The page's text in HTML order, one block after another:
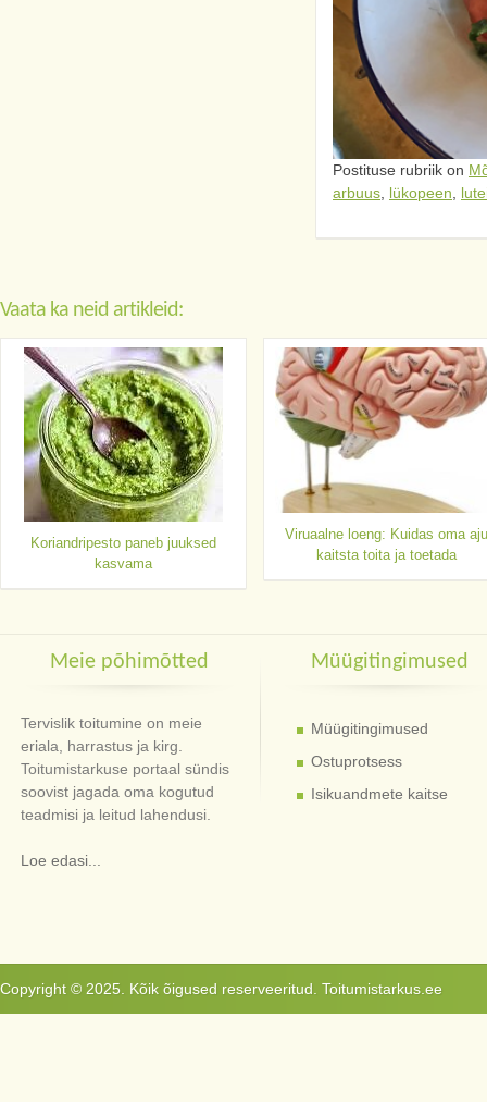
Postituse rubriik on
arbuus lükopeen
Vaata ka neid artikleid:
Koriandripesto paneb juuksed
kasvama
Viruaalne loeng: Kuidas oma aju
kaitsta toita ja toetada
Meie põhimõtted
Tervislik toitumine on meie
eriala, harrastus ja kirg.
Toitumistarkuse portaal sündis
soovist jagada oma kogutud
teadmisi ja leitud lahendusi.
Loe edasi...
Müügitingimused
Müügitingimused
Ostuprotsess
Isikuandmete kaitse
Copyright © 2025. Kõik õigused reserveeritud. Toitumistarkus.ee